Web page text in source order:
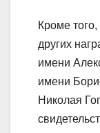
Кроме
других
имени
имени
Николая